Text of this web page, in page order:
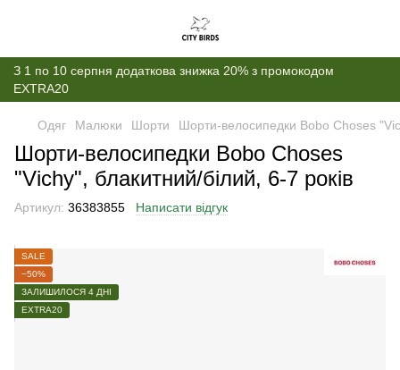
З 1 по 10 серпня додаткова знижка 20% з промокодом
EXTRA20
Одяг Малюки Шорти Шорти-велосипедки Bobo Choses
Шорти-велосипедки Bobo Choses
"Vichy", блакитний/білий, 6-7 років
Артикул: 36383855 Написати відгук
SALE
−50%
ЗАЛИШИЛОСЯ 4 ДНІ
EXTRA20